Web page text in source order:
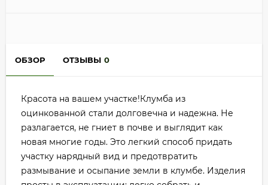
ОБЗОР ОТЗЫВЫ 0
Красота на вашем участке!Клумба из
оцинкованной стали долговечна и надежна. Не
разлагается, не гниет в почве и выглядит как
новая многие годы. Это легкий способ придать
участку нарядный вид и предотвратить
размывание и осыпание земли в клумбе. Изделия